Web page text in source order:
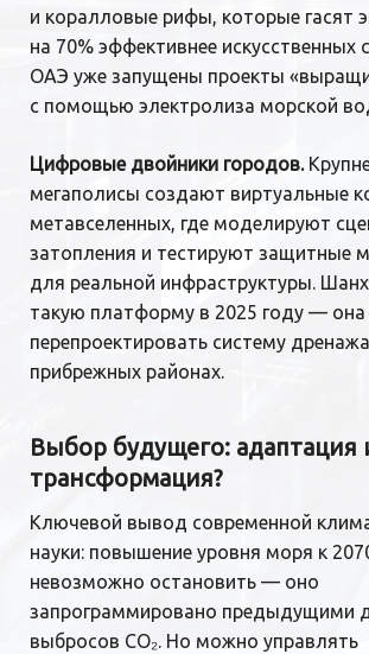
и коралловые рифы, которые гасят
на 70% эффективнее искусственных
ОАЭ уже запущены проекты
с помощью электролиза морской
Цифровые двойники городов.
мегаполисы создают виртуальные
метавселенных, где моделируют
затопления и тестируют защитные
для реальной инфраструктуры.
такую платформу в 2025 году — она
перепроектировать систему
прибрежных районах.
Выбор будущего: адаптация
трансформация?
Ключевой вывод современной
науки: повышение уровня моря к
невозможно остановить — оно
запрограммировано предыдущими
выбросов CO₂. Но можно управлять